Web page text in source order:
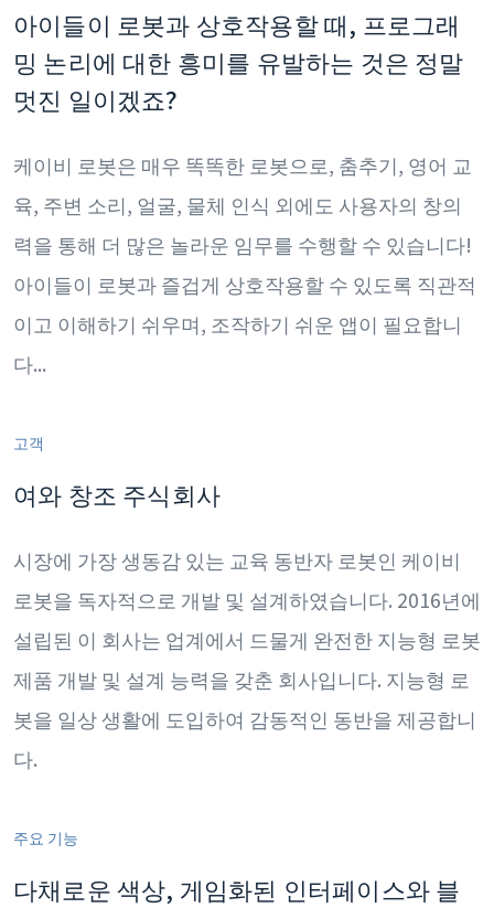
아이들이 로봇과 상호작용할 때, 프로그래
밍 논리에 대한 흥미를 유발하는 것은 정말
멋진 일이겠죠?
케이비 로봇은 매우 똑똑한 로봇으로, 춤추기, 영어 교
육, 주변 소리, 얼굴, 물체 인식 외에도 사용자의 창의
력을 통해 더 많은 놀라운 임무를 수행할 수 있습니다!
아이들이 로봇과 즐겁게 상호작용할 수 있도록 직관적
이고 이해하기 쉬우며, 조작하기 쉬운 앱이 필요합니
다...
고객
여와 창조 주식회사
시장에 가장 생동감 있는 교육 동반자 로봇인 케이비
로봇을 독자적으로 개발 및 설계하였습니다. 2016년에
설립된 이 회사는 업계에서 드물게 완전한 지능형 로봇
제품 개발 및 설계 능력을 갖춘 회사입니다. 지능형 로
봇을 일상 생활에 도입하여 감동적인 동반을 제공합니
다.
주요 기능
다채로운 색상, 게임화된 인터페이스와 블